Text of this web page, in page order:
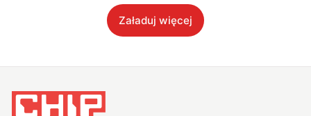
Załaduj więcej